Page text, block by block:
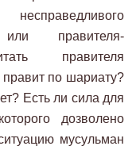
или правителя-
правителя
по шариату?
Есть ли сила для
дозволено
мусульман